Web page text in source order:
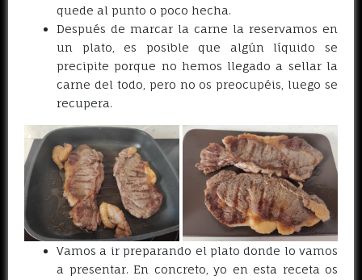
quede al punto o poco hecha.
Después de marcar la carne la reservamos en
un plato, es posible que algún líquido se
precipite porque no hemos llegado a sellar la
carne del todo, pero no os preocupéis, luego se
recupera.
Vamos a ir preparando el plato donde lo vamos
a presentar. En concreto, yo en esta receta os